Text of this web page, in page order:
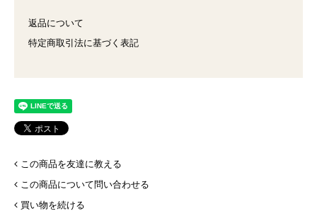
返品について
特定商取引法に基づく表記
この商品を友達に教える
この商品について問い合わせる
買い物を続ける